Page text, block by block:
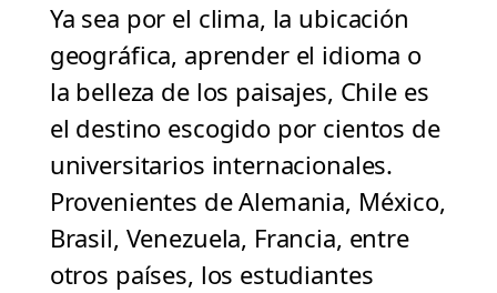
Ya sea por el clima, la ubicación
geográfica, aprender el idioma o
la belleza de los paisajes, Chile es
el destino escogido por cientos de
universitarios internacionales.
Provenientes de Alemania, México,
Brasil, Venezuela, Francia, entre
otros países, los estudiantes